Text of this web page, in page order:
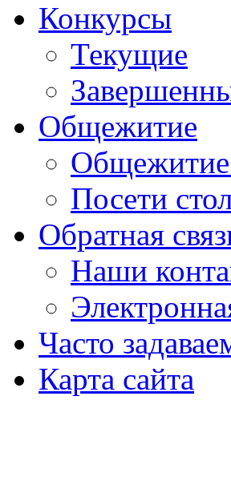
Конкурсы
Текущие
Общежитие
Общежитие
Посети
Обратная
Наши
Часто
Карта сайта